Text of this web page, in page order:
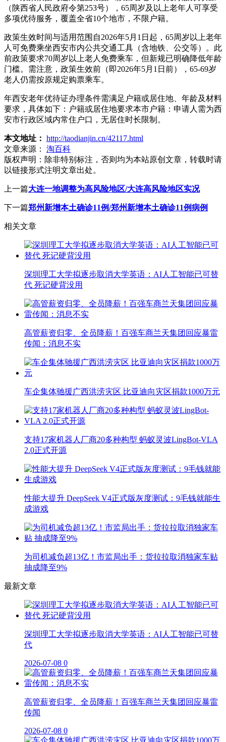
（陕西省人民政府令第253号），65周岁及以上老年人可享受
多项优待服务，覆盖全省10个地市，不限户籍。
政策生效时间与适用范围自2026年5月1日起，65周岁以上老年
人可免费乘坐西安市内公共交通工具（含地铁、公交等）。此
前政策要求70周岁以上老人免费乘车，但新规已明确降低年龄
门槛。需注意，政策生效前（即2026年5月1日前），65-69岁
老人仍需按原规定购票乘车。
年西安老年优待证办理条件需满足户籍或居住地、年龄及材料
要求，具体如下：户籍或居住地要求本市户籍：申请人需为西
安市行政区域内常住户口，无居住时长限制。
本文地址： http://taodianjin.cn/42117.html
文章来源：
淘百科
版权声明： 除非特别标注，否则均为本站原创文章，转载时请
以链接形式注明文章出处。
上一篇大连一地调整为高风险地区/大连高风险地区实况
下一篇郑州新增本土确诊11例/郑州新增本土确诊11例病例
相关文章
深圳理工大学拟逐步取消大学英语：AI人工智能已可替
代 死记硬背没用
高管薪资归零、全员降薪！百强车商兰天集团回应暴雷
传闻：消息不实
车企集体驰援广西洪涝灾区 比亚迪向灾区捐款1000万元
支持17家机器人厂商20多种构型 蚂蚁灵波LingBot-VLA
2.0正式开源
性能大提升 DeepSeek V4正式版灰度测试：9毛钱就能生
成游戏
为司机减负超13亿！市监局出手：货拉拉取消独家车贴
抽成降至9%
最新文章
深圳理工大学拟逐步取消大学英语：AI人工智能已可替
代
2026-07-08 0
高管薪资归零、全员降薪！百强车商兰天集团回应暴雷
传闻
2026-07-08 0